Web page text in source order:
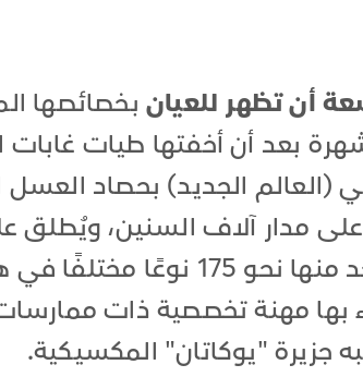
أن تظهر للعيان بخصائصها
بعد أن أخفتها طيات غابات
(العالم الجديد) بحصاد العسل
على مدار آلاف السنين،
"ميليبونيني"، ويوجد منها نحو
بها مهنة تخصصية ذات
جزيرة "يوكاتان" المكسيكية.